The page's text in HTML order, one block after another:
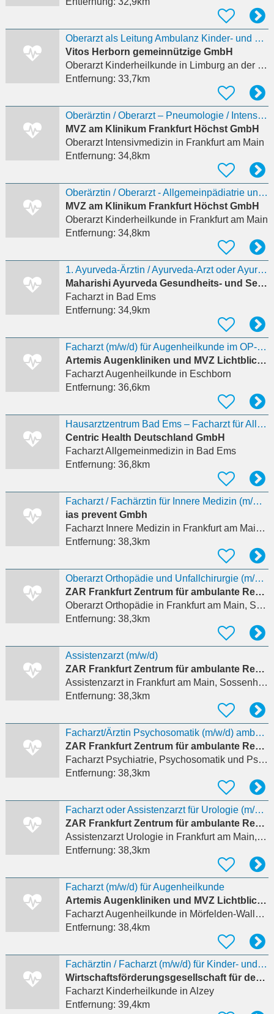
Oberarzt als Leitung Ambulanz Kinder- und Jugendpsychiatrie (m/w/d)
Vitos Herborn gemeinnützige GmbH
Oberarzt Kinderheilkundein Limburg an der Lahn
Entfernung: 33,7km
Oberärztin / Oberarzt – Pneumologie / Intensivmedizin (m/w/d)
MVZ am Klinikum Frankfurt Höchst GmbH
Oberarzt Intensivmedizin in Frankfurt am Main
Entfernung: 34,8km
Oberärztin / Oberarzt - Allgemeinpädiatrie und Neonatologie (m/w/d)
MVZ am Klinikum Frankfurt Höchst GmbH
Oberarzt Kinderheilkundein Frankfurt am Main
Entfernung: 34,8km
1. Ayurveda-Ärztin / Ayurveda-Arzt oder Ayurveda-Mediziner/in (BAMS) (m/w/d)
Maharishi Ayurveda Gesundheits- und Seminarzentrum Bad Ems GmbH
Facharztin Bad Ems
Entfernung: 34,9km
Facharzt (m/w/d) für Augenheilkunde im OP-Zentrum
Artemis Augenkliniken und MVZ Lichtblick MVZ Nordhessen GmbH
Facharzt Augenheilkundein Eschborn
Entfernung: 36,6km
Hausarztzentrum Bad Ems – Facharzt für Allgemeinmedizin / Innere Medizin (m/w/d) in Bad Ems
Centric Health Deutschland GmbH
Facharzt Allgemeinmedizin in Bad Ems
Entfernung: 36,8km
Facharzt / Fachärztin für Innere Medizin (m/w/d)
ias prevent Gmbh
Facharzt Innere Medizin in Frankfurt am Main, Flughafen
Entfernung: 38,3km
Oberarzt Orthopädie und Unfallchirurgie (m/w/d)
ZAR Frankfurt Zentrum für ambulante Rehabilitation
Oberarzt Orthopädiein Frankfurt am Main, Sossenheim
Entfernung: 38,3km
Assistenzarzt (m/w/d)
ZAR Frankfurt Zentrum für ambulante Rehabilitation
Assistenzarztin Frankfurt am Main, Sossenheim
Entfernung: 38,3km
Facharzt/Ärztin Psychosomatik (m/w/d) ambulante Reha
ZAR Frankfurt Zentrum für ambulante Rehabilitation
Facharzt Psychiatrie, Psychosomatik und Psychotherapie
Entfernung: 38,3km
Facharzt oder Assistenzarzt für Urologie (m/w/d) in Teilzeit
ZAR Frankfurt Zentrum für ambulante Rehabilitation
Assistenzarzt Urologiein Frankfurt am Main, Sossenheim
Entfernung: 38,3km
Facharzt (m/w/d) für Augenheilkunde
Artemis Augenkliniken und MVZ Lichtblick MVZ Nordhessen GmbH
Facharzt Augenheilkundein Mörfelden-Walldorf
Entfernung: 38,4km
Fachärztin / Facharzt (m/w/d) für Kinder- und Jugendmedizin
Wirtschaftsförderungsgesellschaft für den Landkreis Alzey-Worms mbH
Facharzt Kinderheilkundein Alzey
Entfernung: 39,4km